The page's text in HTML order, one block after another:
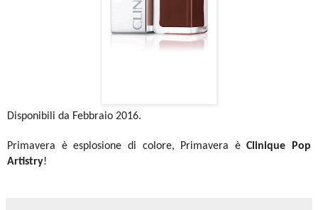
Disponibili da Febbraio 2016.
Primavera è esplosione di colore, Primavera èClinique Pop
Artistry!